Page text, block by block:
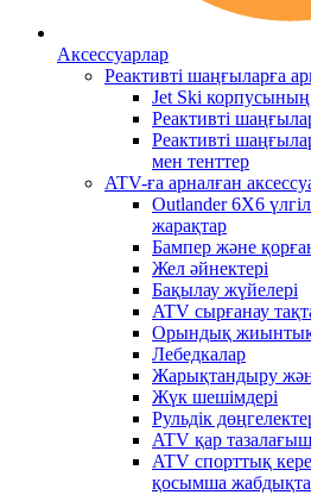
Аксессуарлар
Реактивті шаңғыларға
Jet Ski
Реактивті
Реактивті
мен тенттер
ATV-ға арналған
Outlander 6X6
жарақтар
Бампер және
Жел әйнектері
Бақылау жүйелері
ATV сырғанау
Орындық
Лебедкалар
Жарықтандыру
Жүк шешімдері
Рульдік
ATV қар
ATV спорттық
қосымша